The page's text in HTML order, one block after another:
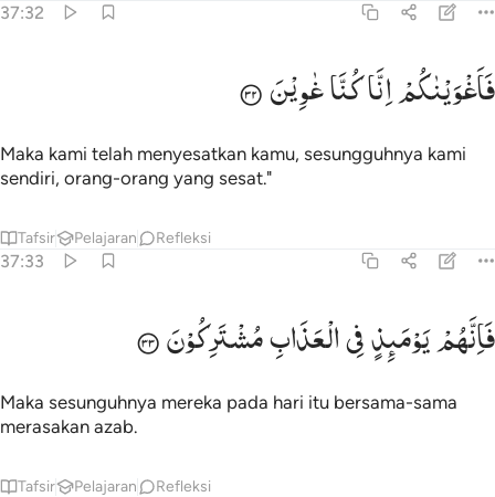
37:32
فاغويناكم انا كنا غاوين ٣٢
فَأَغْوَيْنَـٰكُمْ إِنَّا كُنَّا غَـٰوِينَ ٣٢
فَاَغْوَیْنٰكُمْاِنَّاكُنَّاغٰوِیْنَ
Maka kami telah menyesatkan kamu, sesungguhnya kami
sendiri, orang-orang yang sesat."
Tafsir Pelajaran Refleksi
37:33
فانهم يوميذ في العذاب مشتركون ٣٣
فَإِنَّهُمْ يَوْمَئِذٍۢ فِى ٱلْعَذَابِ مُشْتَرِكُونَ ٣٣
فَاِنَّهُمْیَوْمَىِٕذٍفِیالْعَذَابِمُشْتَرِكُوْنَ
Maka sesunguhnya mereka pada hari itu bersama-sama
merasakan azab.
Tafsir Pelajaran Refleksi